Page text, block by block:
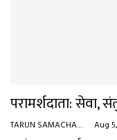
परामर्शदाता: सेवा,
TARUN SAMACHAR Aug